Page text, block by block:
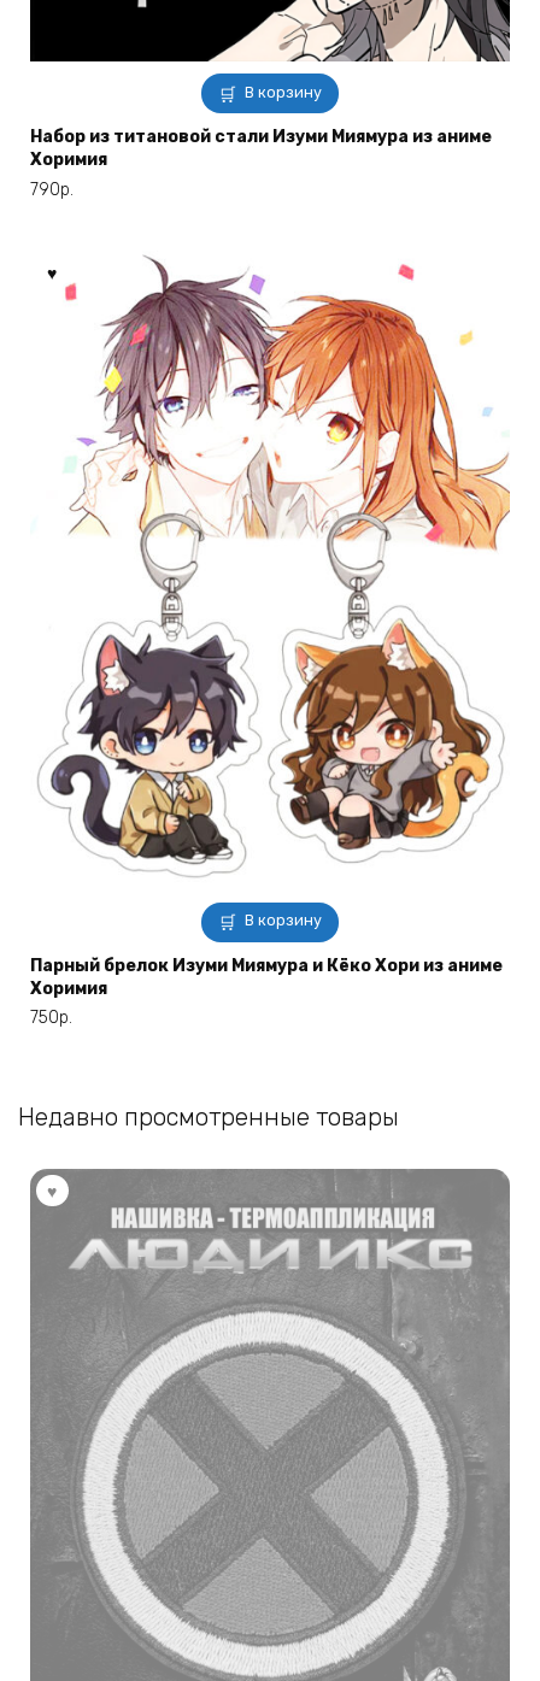
В корзину
Набор из титановой стали Изуми Миямура из аниме
Хоримия
790р.
В корзину
Парный брелок Изуми Миямура и Кёко Хори из аниме
Хоримия
750р.
Недавно просмотренные товары